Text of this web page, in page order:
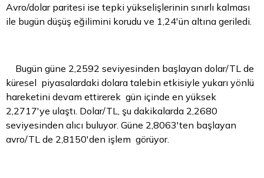
Avro/dolar paritesi ise tepki yükselişlerinin sınırlı kalması
ile bugün düşüş eğilimini korudu ve 1,24'ün altına geriledi.
Bugün güne 2,2592 seviyesinden başlayan dolar/TL de
küresel piyasalardaki dolara talebin etkisiyle yukarı yönlü
hareketini devam ettirerek gün içinde en yüksek
2,2717'ye ulaştı. Dolar/TL, şu dakikalarda 2,2680
seviyesinden alıcı buluyor. Güne 2,8063'ten başlayan
avro/TL de 2,8150'den işlem görüyor.